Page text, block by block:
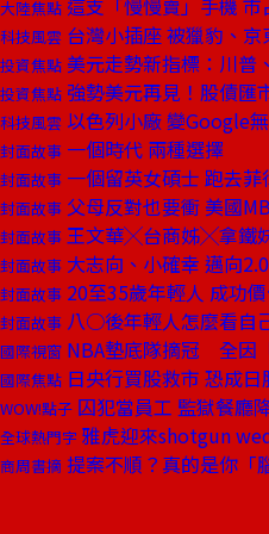
大陸焦點 這支「慢慢賣」手機 市
科技風雲 台灣小插座 被獵豹、京
投資焦點 美元走勢新指標：川普
投資焦點 強勢美元再見！股債匯
科技風雲 以色列小廠 變Google
封面故事 一個時代 兩種選擇
封面故事 一個留英女碩士 跑去
封面故事 父母反對也要衝 美國
封面故事 王文華╳台商姊╳拿鐵
封面故事 大志向、小確幸 邁向
封面故事 20至35歲年輕人 成功
封面故事 八○後年輕人怎麼看自
國際視窗 NBA墊底隊摘冠 全因
國際焦點 日央行買股救市 恐成日
WOW!點子 囚犯當員工 監獄餐廳
全球熱門字 雅虎迎來shotgun
商周書摘 提案不順？真的是你「